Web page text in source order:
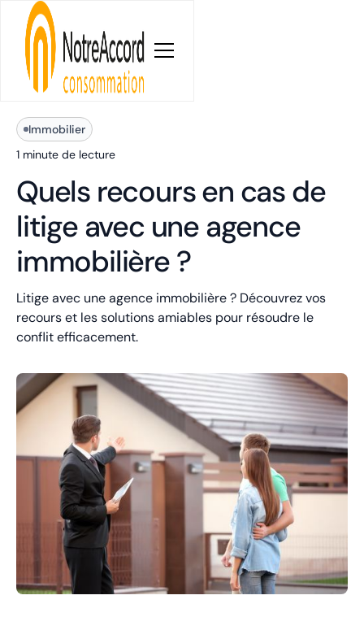
Blog
Immobilier
1 minute de lecture
Quels recours en cas de
litige avec une agence
immobilière ?
Litige avec une agence immobilière ? Découvrez vos
recours et les solutions amiables pour résoudre le
conflit efficacement.